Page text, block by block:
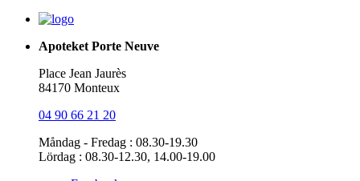
Apoteket Porte Neuve
Place Jean Jaurès
84170 Monteux
04 90 66 21 20
Måndag - Fredag : 08.30-19.30
Lördag : 08.30-12.30, 14.00-19.00